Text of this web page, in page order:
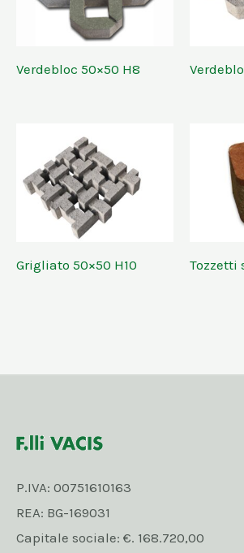
Verdebloc 50×50 H8
Grigliato 50×50 H10 Tozzetti
P.IVA: 00751610163
REA: BG-169031
Capitale sociale: €. 168.720,00